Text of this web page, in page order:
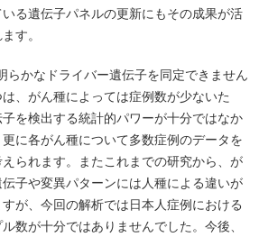
る遺伝子パネルの更新にもその成果が活
す。
らかなドライバー遺伝子を同定できません
、がん種によっては症例数が少ないた
を検出する統計的パワーが十分ではなか
に各がん種について多数症例のデータを
られます。またこれまでの研究から、が
子や変異パターンには人種による違いが
が、今回の解析では日本人症例における
数が十分ではありませんでした。今後、